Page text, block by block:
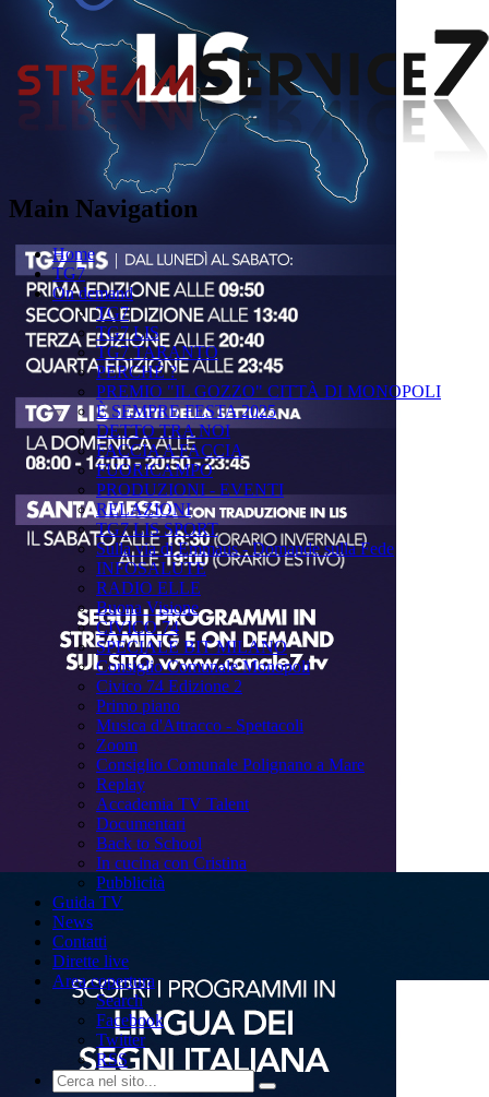
Main Navigation
Home
TG7
On demand
TG7
TG7 LIS
TG7 TARANTO
PERCHÉ ?
PREMIO "IL GOZZO" CITTÀ DI MONOPOLI
È SEMPRE FESTA 2025
DETTO TRA NOI
FACCIA A FACCIA
FUORICAMPO
PRODUZIONI - EVENTI
RELAZIONI
TG7 LIS SPORT
Sulla via di Emmaus - Domande sulla Fede
INFOSALUTE
RADIO ELLE
Buona Visione
CIVICO 74
SPECIALE BIT MILANO
Consiglio Comunale Monopoli
Civico 74 Edizione 2
Primo piano
Musica d'Attracco - Spettacoli
Zoom
Consiglio Comunale Polignano a Mare
Replay
Accademia TV Talent
Documentari
Back to School
In cucina con Cristina
Pubblicità
Guida TV
News
Contatti
Dirette live
Area copertura
Search
Facebook
Twitter
RSS